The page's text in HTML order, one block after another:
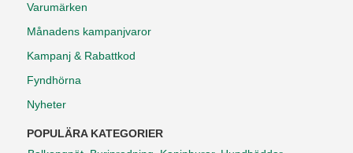
Varumärken
Månadens kampanjvaror
Kampanj & Rabattkod
Fyndhörna
Nyheter
POPULÄRA KATEGORIER